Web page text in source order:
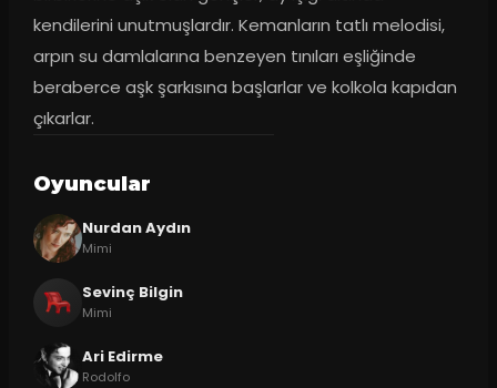
kendilerini unutmuşlardır. Kemanların tatlı melodisi,
arpın su damlalarına benzeyen tınıları eşliğinde
beraberce aşk şarkısına başlarlar ve kolkola kapıdan
çıkarlar.
Oyuncular
Nurdan Aydın
Mimi
Sevinç Bilgin
Mimi
Ari Edirme
Rodolfo